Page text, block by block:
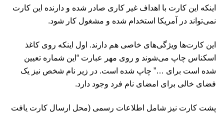
اینکه این کارت با اهداف غیر کاری صادر شده و دارنده این کارت
نمی‌تواند در آمریکا استخدام شده و مشغول کار شود.
این کارت‌ها ویژگی‌های خاصی هم دارند. اول اینکه روی کاغذ
اسکناس چاپ می‌شوند و روی مهر عبارت “این شماره تعیین
شده است برای …” چاپ شده است. در زیر نام شخص نیز یک
فضای خالی برای امضای نام فرد وجود دارد.
پشت کارت نیز شامل اطلاعات رسمی (محل ارسال کارت یافت